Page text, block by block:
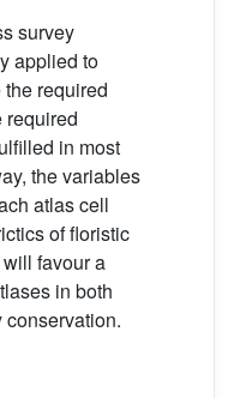
survey
applied to
required
required
in most
the variables
atlas cell
of floristic
favour a
in both